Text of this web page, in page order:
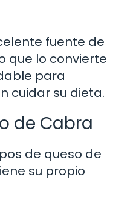
fuente de
que lo convierte
para
cuidar su dieta.
de Cabra
de queso de
su propio